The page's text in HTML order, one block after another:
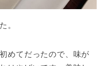
。
めてだったので、味が